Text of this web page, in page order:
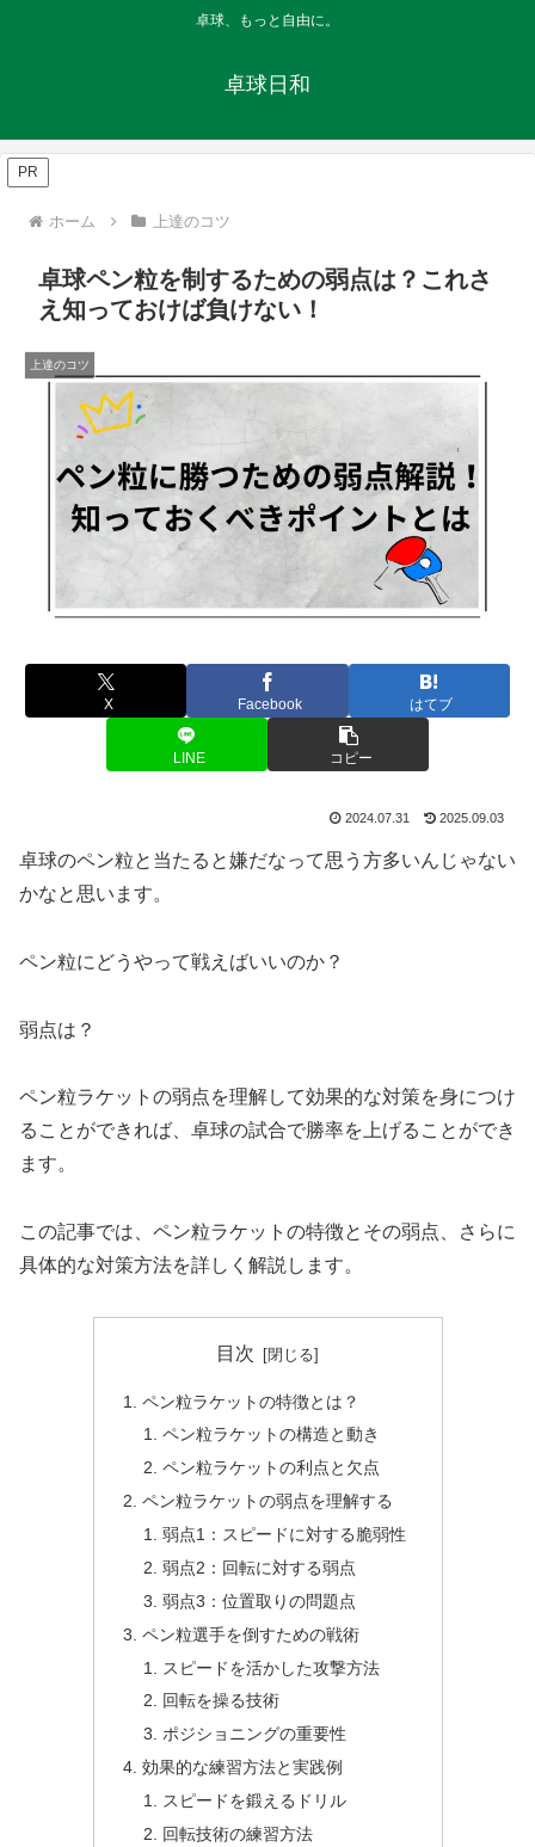
卓球、もっと自由に。
卓球日和
PR
ホーム 上達のコツ
卓球ペン粒を制するための弱点は？これさ
え知っておけば負けない！
上達のコツ
X Facebook はてブ
LINE コピー
2024.07.31 2025.09.03
卓球のペン粒と当たると嫌だなって思う方多いんじゃない
かなと思います。
ペン粒にどうやって戦えばいいのか？
弱点は？
ペン粒ラケットの弱点を理解して効果的な対策を身につけ
ることができれば、卓球の試合で勝率を上げることができ
ます。
この記事では、ペン粒ラケットの特徴とその弱点、さらに
具体的な対策方法を詳しく解説します。
目次
ペン粒ラケットの特徴とは？
ペン粒ラケットの構造と動き
ペン粒ラケットの利点と欠点
ペン粒ラケットの弱点を理解する
弱点1：スピードに対する脆弱性
弱点2：回転に対する弱点
弱点3：位置取りの問題点
ペン粒選手を倒すための戦術
スピードを活かした攻撃方法
回転を操る技術
ポジショニングの重要性
効果的な練習方法と実践例
スピードを鍛えるドリル
回転技術の練習方法